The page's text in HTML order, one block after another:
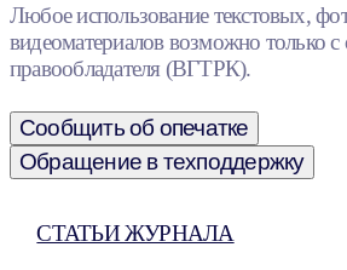
Любое использование текстовых,
видеоматериалов возможно только с
правообладателя (ВГТРК).
Сообщить об опечатке
Обращение в техподдержку
СТАТЬИ ЖУРНАЛА